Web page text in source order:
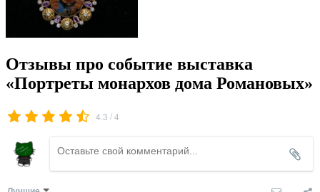
Отзывы про событие выставка
«Портреты монархов дома Романовых»
4.3 /4